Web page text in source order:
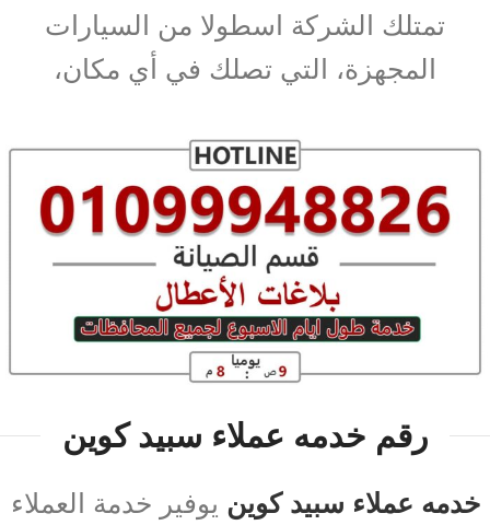
تمتلك الشركة اسطولا من السيارات
المجهزة، التي تصلك في أي مكان،
رقم خدمه عملاء سبيد كوين
خدمه عملاء سبيد كوين يوفير خدمة العملاء